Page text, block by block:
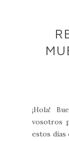
¡Hola!
vosotros
estos días